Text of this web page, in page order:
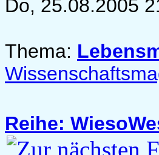
Do, 25.08.2005
Thema:
Reihe: